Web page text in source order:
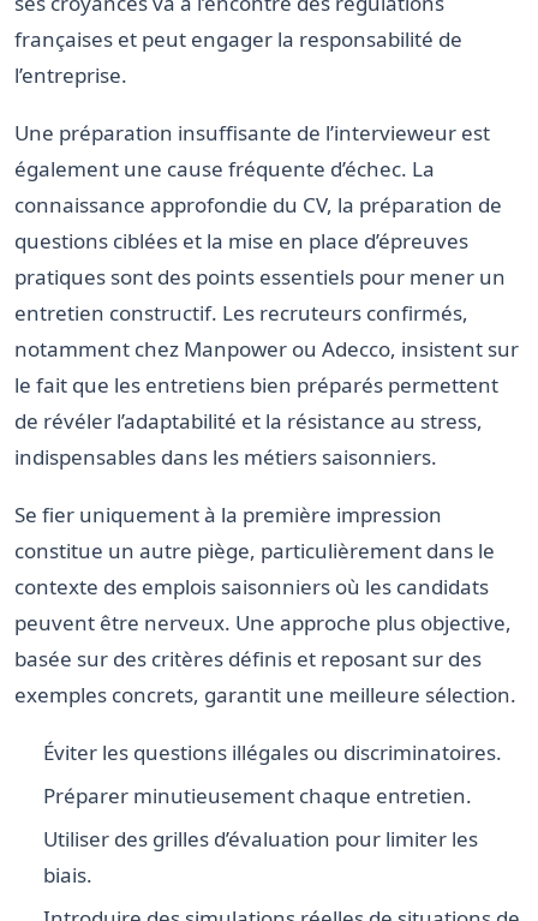
françaises et peut engager la responsabilité de
l’entreprise.
Une préparation insuffisante de l’intervieweur est
également une cause fréquente d’échec. La
connaissance approfondie du CV, la préparation de
questions ciblées et la mise en place d’épreuves
pratiques sont des points essentiels pour mener un
entretien constructif. Les recruteurs confirmés,
notamment chez Manpower ou Adecco, insistent sur
le fait que les entretiens bien préparés permettent
de révéler l’adaptabilité et la résistance au stress,
indispensables dans les métiers saisonniers.
Se fier uniquement à la première impression
constitue un autre piège, particulièrement dans le
contexte des emplois saisonniers où les candidats
peuvent être nerveux. Une approche plus objective,
basée sur des critères définis et reposant sur des
exemples concrets, garantit une meilleure sélection.
Éviter les questions illégales ou discriminatoires.
Préparer minutieusement chaque entretien.
Utiliser des grilles d’évaluation pour limiter les
biais.